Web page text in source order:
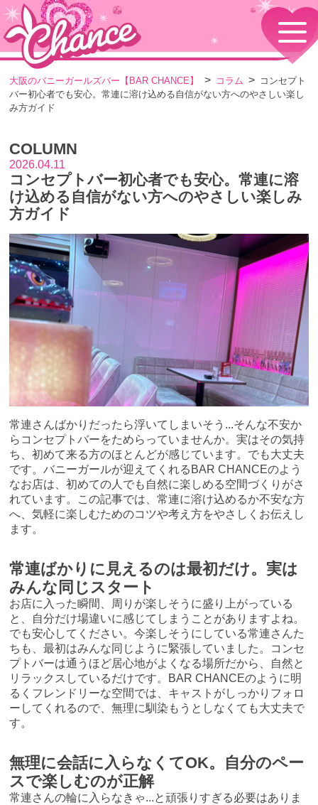
HOME
TOPページ
コンセプト
GIRLS
メニュー・料金
EVENTS
SHOP
店舗情報・よくある質問
VISITORS TO JAPAN
RECRUIT
大阪のバニーガールズバー【BAR CHANCE】 コラム
コンセプト
バー初心者でも安心。常連に溶け込める自信がない方へのやさしい楽し
み方ガイド
COLUMN
2026.04.11
コンセプトバー初心者でも安心。常連に溶
け込める自信がない方へのやさしい楽しみ
方ガイド
常連さんばかりだったら浮いてしまいそう...そんな不安か
らコンセプトバーをためらっていませんか。実はその気持
ち、初めて来る方のほとんどが感じています。でも大丈夫
です。バニーガールが迎えてくれるBAR CHANCEのよう
なお店は、初めての人でも自然に楽しめる空間づくりがさ
れています。この記事では、常連に溶け込めるか不安な方
へ、気軽に楽しむためのコツや考え方をやさしくお伝えし
ます。
常連ばかりに見えるのは最初だけ。実は
みんな同じスタート
お店に入った瞬間、周りが楽しそうに盛り上がっている
と、自分だけ場違いに感じてしまうことがありますよね。
でも安心してください。今楽しそうにしている常連さんた
ちも、最初はみんな同じように緊張していました。コンセ
プトバーは通うほど居心地がよくなる場所だから、自然と
リラックスしているだけです。BAR CHANCEのように明
るくフレンドリーな空間では、キャストがしっかりフォロ
ーしてくれるので、無理に馴染もうとしなくても大丈夫で
す。
無理に会話に入らなくてOK。自分のペー
スで楽しむのが正解
常連さんの輪に入らなきゃ...と頑張りすぎる必要はありま